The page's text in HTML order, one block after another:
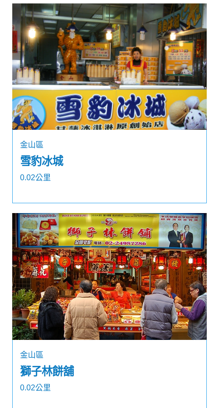
金山區
雪豹冰城
0.02公里
金山區
獅子林餅舖
0.02公里